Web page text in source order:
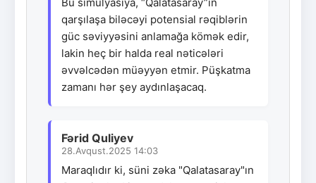
qarşılaşa biləcəyi potensial rəqiblərin
güc səviyyəsini anlamağa kömək edir,
lakin heç bir halda real nəticələri
əvvəlcədən müəyyən etmir. Püşkatma
zamanı hər şey aydınlaşacaq.
Fərid Quliyev
28.Avqust.2025 14:03
Maraqlıdır ki, süni zəka "Qalatasaray"ın